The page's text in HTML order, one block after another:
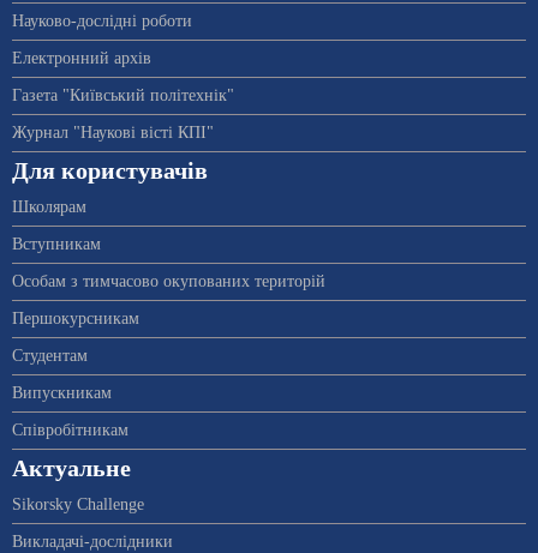
Науково-дослідні роботи
Електронний архів
Газета "Київський політехнік"
Журнал "Наукові вісті КПІ"
Для користувачів
Школярам
Вступникам
Особам з тимчасово окупованих територій
Першокурсникам
Студентам
Випускникам
Співробітникам
Актуальне
Sikorsky Challenge
Викладачі-дослідники